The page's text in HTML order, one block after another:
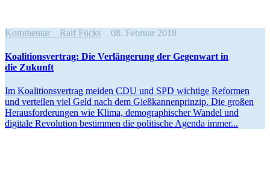
Kommentar Ralf Fücks 08. Februar 2018
Koali­ti­ons­vertrag: Die Verlän­gerung der Gegenwart in
die Zukunft
Im Koali­ti­ons­vertrag meiden CDU und SPD wichtige Reformen
und verteilen viel Geld nach dem Gießkan­nen­prinzip. Die großen
Heraus­for­de­rungen wie Klima, demogra­phi­scher Wandel und
digitale Revolution bestimmen die politische Agenda immer...